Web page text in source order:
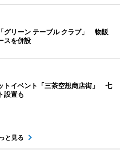
グリーン テーブル クラブ」 物販
スを併設
トイベント「三茶空想商店街」 七
設置も
と見る